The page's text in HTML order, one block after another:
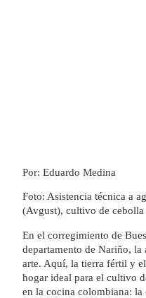
Por: Eduardo Medina
Foto: Asistencia técnica a
(Avgust), cultivo de
En el corregimiento de
departamento de Nariño,
arte. Aquí, la tierra fértil y
hogar ideal para el cultivo
en la cocina colombiana: